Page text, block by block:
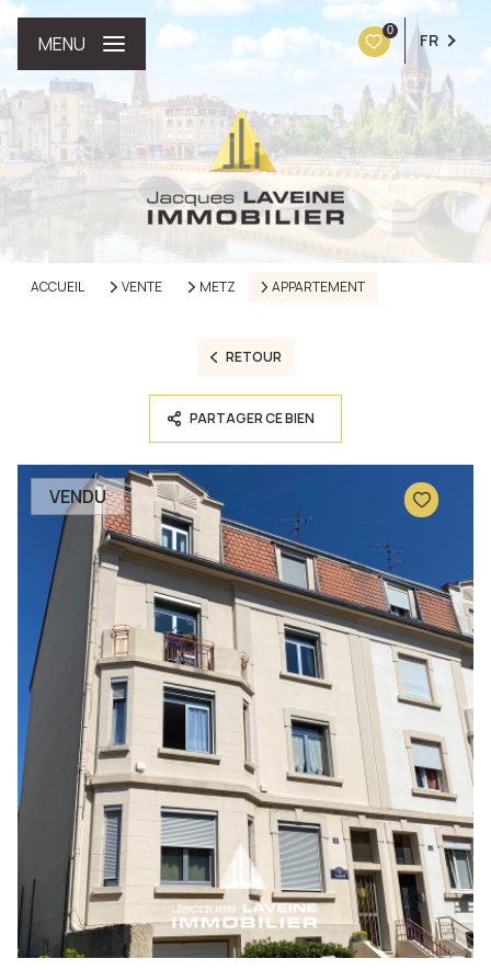
0 FR
MENU
ACCUEIL VENTE METZ APPARTEMENT
RETOUR
PARTAGER CE BIEN
VENDU